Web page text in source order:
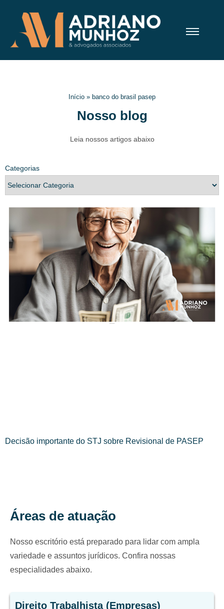
Início » banco do brasil pasep
Nosso blog
Leia nossos artigos abaixo
Categorias
Decisão importante do STJ sobre Revisional de PASEP
Áreas de atuação
Nosso escritório está preparado para lidar com ampla
variedade e assuntos jurídicos. Confira nossas
especialidades abaixo.
Direito Trabalhista (Empresas)